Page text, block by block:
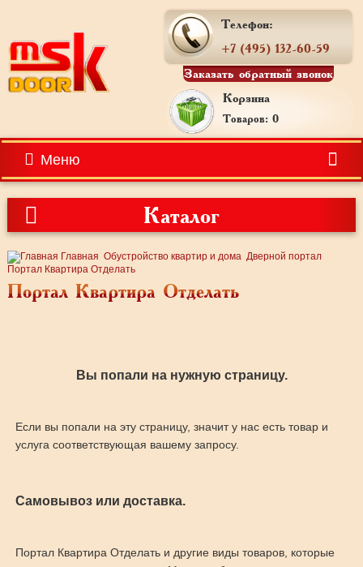
Телефон:
+7 (495) 132-60-59
Заказать обратный звонок
Корзина
Товаров: 0
Меню
Каталог
Главная Обустройство квартир и дома Дверной портал
Портал Квартира Отделать
Портал Квартира Отделать
Вы попали на нужную страницу.
Если вы попали на эту страницу, значит у нас есть товар и
услуга соответствующая вашему запросу.
Самовывоз или доставка.
Портал Квартира Отделать и другие виды товаров, которые